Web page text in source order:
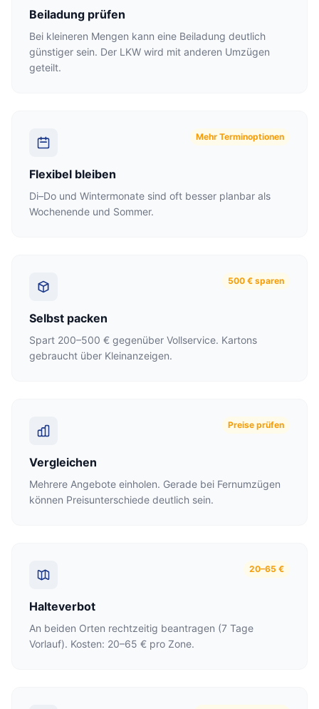
Beiladung prüfen
Bei kleineren Mengen kann eine Beiladung deutlich
günstiger sein. Der LKW wird mit anderen Umzügen
geteilt.
Mehr Terminoptionen
Flexibel bleiben
Di–Do und Wintermonate sind oft besser planbar als
Wochenende und Sommer.
500 € sparen
Selbst packen
Spart 200–500 € gegenüber Vollservice. Kartons
gebraucht über Kleinanzeigen.
Preise prüfen
Vergleichen
Mehrere Angebote einholen. Gerade bei Fernumzügen
können Preisunterschiede deutlich sein.
20–65 €
Halteverbot
An beiden Orten rechtzeitig beantragen (7 Tage
Vorlauf). Kosten: 20–65 € pro Zone.